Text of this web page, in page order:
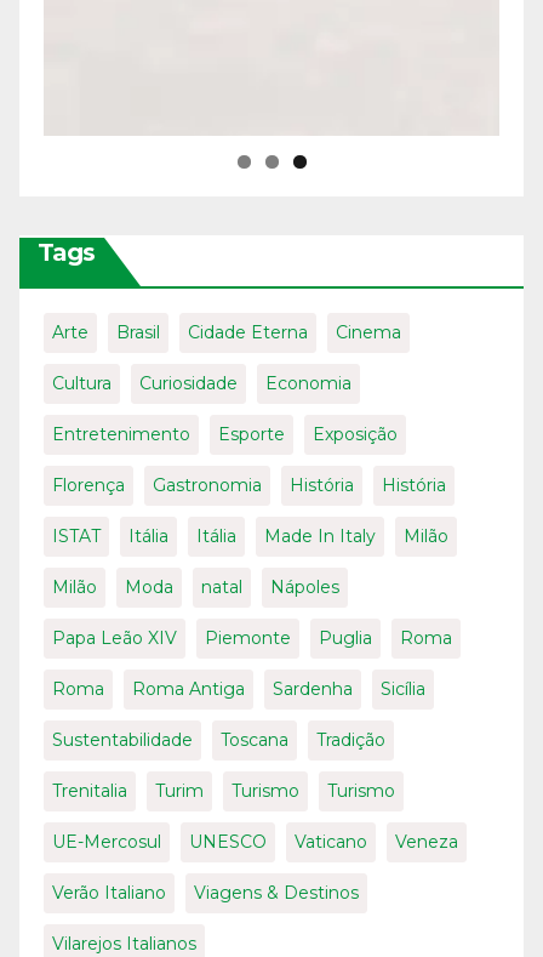
Tags
Arte Brasil Cidade Eterna Cinema
Cultura Curiosidade Economia
Entretenimento Esporte Exposição
Florença Gastronomia História História
ISTAT Itália Itália Made In Italy Milão
Milão Moda natal Nápoles
Papa Leão XIV Piemonte Puglia Roma
Roma Roma Antiga Sardenha Sicília
Sustentabilidade Toscana Tradição
Trenitalia Turim Turismo Turismo
UE-Mercosul UNESCO Vaticano Veneza
Verão Italiano Viagens & Destinos
Vilarejos Italianos